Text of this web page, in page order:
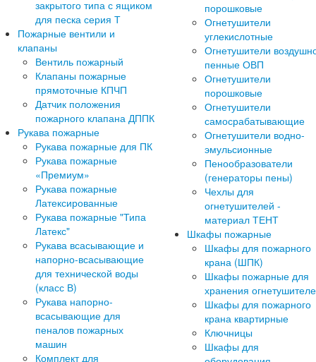
закрытого типа с ящиком
для песка серия Т
Пожарные вентили и
клапаны
Вентиль пожарный
Клапаны пожарные
прямоточные КПЧП
Датчик положения
пожарного клапана ДППК
Рукава пожарные
Рукава пожарные для ПК
Рукава пожарные
«Премиум»
Рукава пожарные
Латексированные
Рукава пожарные "Типа
Латекс"
Рукава всасывающие и
напорно-всасывающие
для технической воды
(класс В)
Рукава напорно-
всасывающие для
пеналов пожарных
машин
Комплект для
порошковые
Огнетушители
углекислотные
Огнетушители
пенные ОВП
Огнетушители
порошковые
Огнетушители
самосрабатывающие
Огнетушители водно-
эмульсионные
Пенообразователи
(генераторы пены)
Чехлы для
огнетушителей -
материал ТЕНТ
Шкафы пожарные
Шкафы для пожарного
крана (ШПК)
Шкафы пожарные для
хранения
Шкафы для пожарного
крана квартирные
Ключницы
Шкафы для